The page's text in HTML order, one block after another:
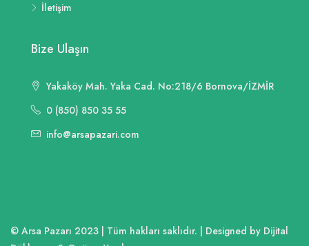
İletişim
Bize Ulaşın
Yakaköy Mah. Yaka Cad. No:218/6 Bornova/İZMİR
0 (850) 850 35 55
info@arsapazari.com
© Arsa Pazarı 2023 | Tüm hakları saklıdır. | Designed by Dijital